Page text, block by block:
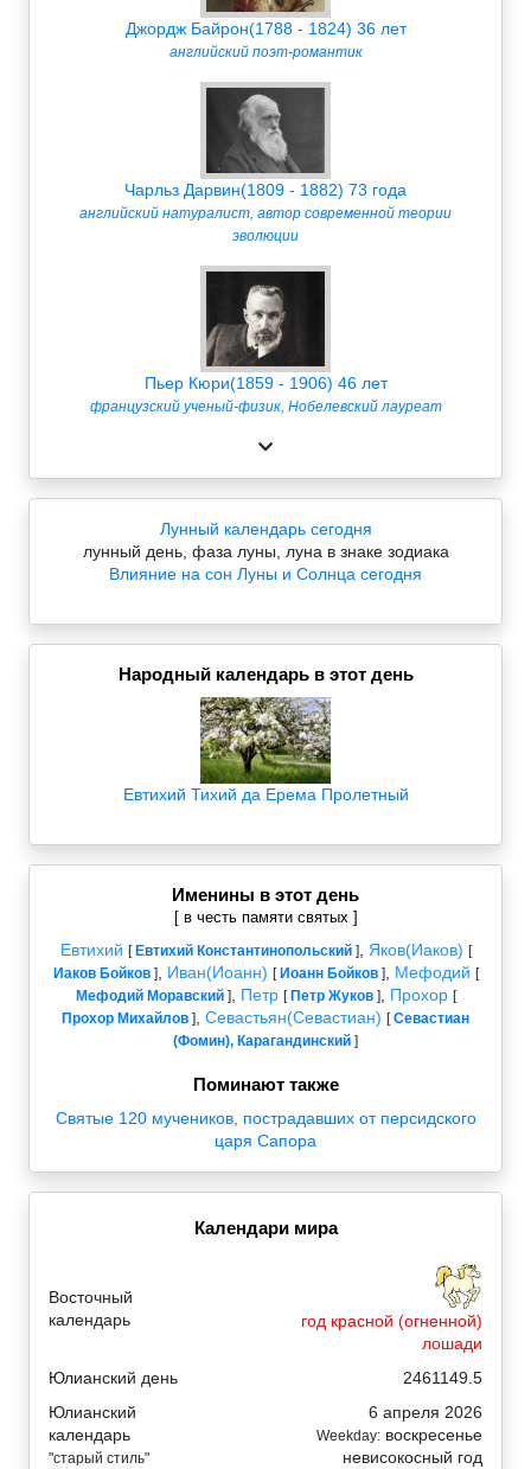
Джордж Байрон(1788 - 1824) 36 лет
английский поэт-романтик
Чарльз Дарвин(1809 - 1882) 73 года
английский натуралист, автор современной теории
эволюции
Пьер Кюри(1859 - 1906) 46 лет
французский ученый-физик, Нобелевский лауреат
Лунный календарь сегодня
лунный день, фаза луны, луна в знаке зодиака
Влияние на сон Луны и Солнца сегодня
Народный календарь в этот день
Евтихий Тихий да Ерема Пролетный
Именины в этот день
[ в честь памяти святых ]
Евтихий [ Евтихий Константинопольский], Яков(Иаков) [
Иаков Бойков], Иван(Иоанн) [ Иоанн Бойков], Мефодий [
Мефодий Моравский], Петр [ Петр Жуков], Прохор [
Прохор Михайлов ] Севастьян(Севастиан) [Севастиан
(Фомин), Карагандинский ]
Поминают также
Святые 120 мучеников, пострадавших от персидского
царя Сапора
Календари мира
Восточный
календарь
год красной (огненной)
лошади
Юлианский день
2461149.5
Юлианский
календарь
"старый стиль"
6 апреля 2026
Weekday: воскресенье
невисокосный год